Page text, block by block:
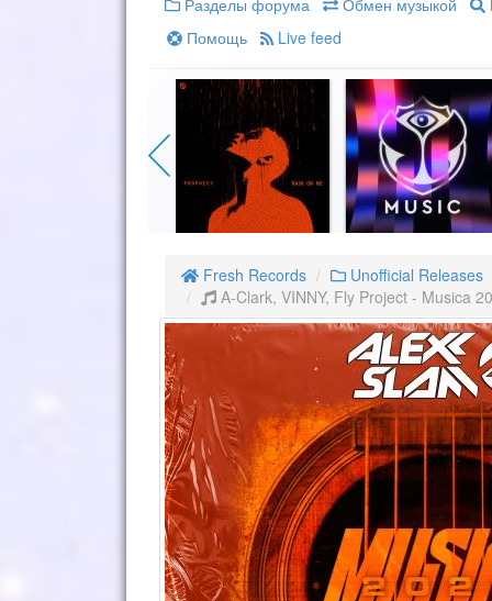
Разделы форума Обмен музыкой
Помощь
Live feed
Fresh Records
Unofficial Releases
A-Clark, VINNY, Fly Project - Musica